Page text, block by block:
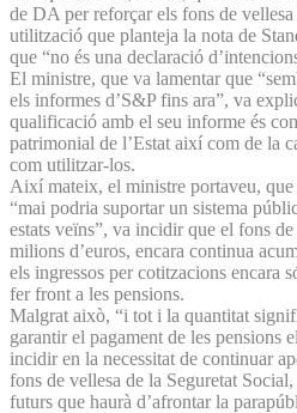
de DA per reforçar els fons de
utilització que planteja la nota de
que “no és una declaració
El ministre, que va lamentar que
els informes d’S&P fins ara”, va
qualificació amb el seu informe és
patrimonial de l’Estat així com de la
com utilitzar-los.
Així mateix, el ministre portaveu,
“mai podria suportar un sistema
estats veïns”, va incidir que el fons
milions d’euros, encara continua
els ingressos per cotitzacions encara
fer front a les pensions.
Malgrat això, “i tot i la quantitat
garantir el pagament de les pensions
incidir en la necessitat de continuar
fons de vellesa de la Seguretat
futurs que haurà d’afrontar la